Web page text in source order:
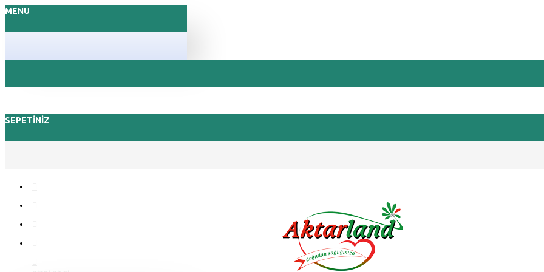
MENU
SEPETINIZ